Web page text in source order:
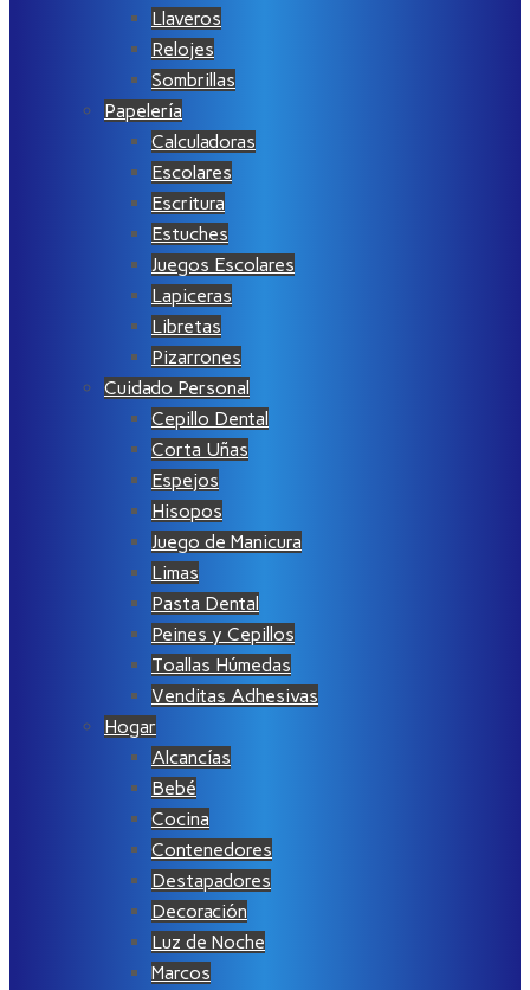
Llaveros
Relojes
Sombrillas
Papelería
Calculadoras
Escolares
Escritura
Estuches
Juegos Escolares
Lapiceras
Libretas
Pizarrones
Cuidado Personal
Cepillo Dental
Corta Uñas
Espejos
Hisopos
Juego de Manicura
Limas
Pasta Dental
Peines y Cepillos
Toallas Húmedas
Venditas Adhesivas
Hogar
Alcancías
Bebé
Cocina
Contenedores
Destapadores
Decoración
Luz de Noche
Marcos